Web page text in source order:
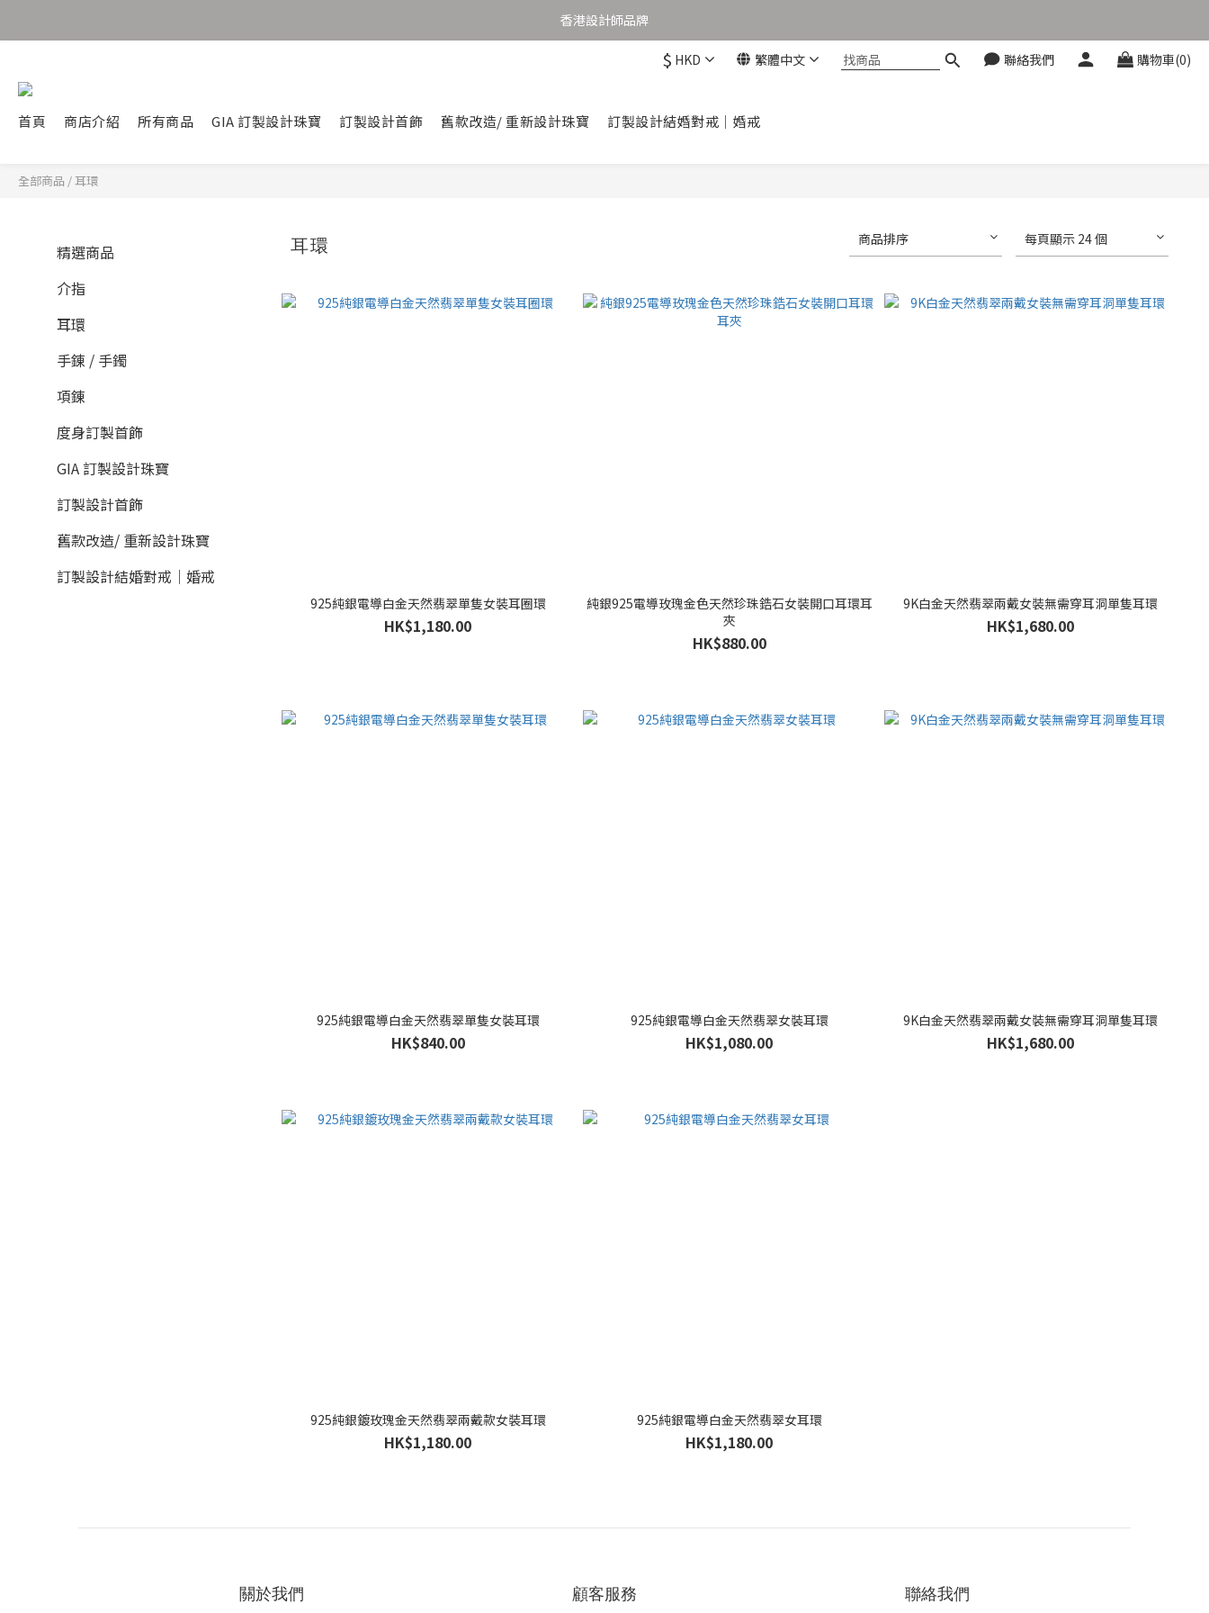
購物滿港幣1,000元香港及澳門免運費
香港設計師品牌
購物滿港幣1,000元香港及澳門免運費
$ HKD 繁體中文 聯絡我們 購物車(0)
首頁 商店介紹 所有商品 GIA 訂製設計珠寶 訂製設計首飾 舊款改造/ 重新設計珠寶 訂製設計結婚對戒｜婚戒
全部商品 /耳環
精選商品
介指
耳環
手錬 / 手鐲
項錬
度身訂製首飾
GIA 訂製設計珠寶
訂製設計首飾
舊款改造/ 重新設計珠寶
訂製設計結婚對戒｜婚戒
耳環 商品排序 每頁顯示 24 個
925純銀電導白金天然翡翠單隻女裝耳圈環
HK$1,180.00
純銀925電導玫瑰金色天然珍珠鋯石女裝開口耳環耳
夾
HK$880.00
9K白金天然翡翠兩戴女裝無需穿耳洞單隻耳環
HK$1,680.00
925純銀電導白金天然翡翠單隻女裝耳環
HK$840.00
925純銀電導白金天然翡翠女裝耳環
HK$1,080.00
9K白金天然翡翠兩戴女裝無需穿耳洞單隻耳環
HK$1,680.00
925純銀鍍玫瑰金天然翡翠兩戴款女裝耳環
HK$1,180.00
925純銀電導白金天然翡翠女耳環
HK$1,180.00
關於我們 顧客服務 聯絡我們